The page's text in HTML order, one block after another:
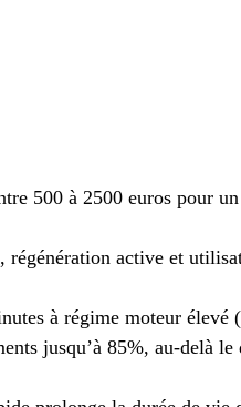
500 à 2500 euros pour
régénération active et
à régime moteur élevé
jusqu’à 85%, au-delà le